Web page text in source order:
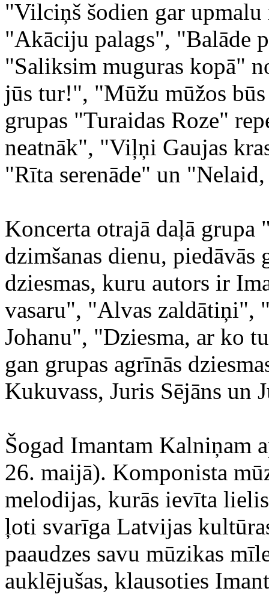
"Vilciņš šodien gar
"Akāciju palags", "Balāde
"Saliksim muguras kopā"
jūs tur!", "Mūžu mūžos
grupas "Turaidas Roze"
neatnāk", "Viļņi Gaujas
"Rīta serenāde" un
Koncerta otrajā daļā grupa
dzimšanas dienu, piedāvās
dziesmas, kuru autors ir
vasaru", "Alvas zaldātiņi",
Johanu", "Dziesma, ar ko
gan grupas agrīnās
Kukuvass, Juris Sējāns un
Šogad Imantam Kalniņam
26. maijā). Komponista
melodijas, kurās ievīta
ļoti svarīga Latvijas
paaudzes savu mūzikas
auklējušas, klausoties